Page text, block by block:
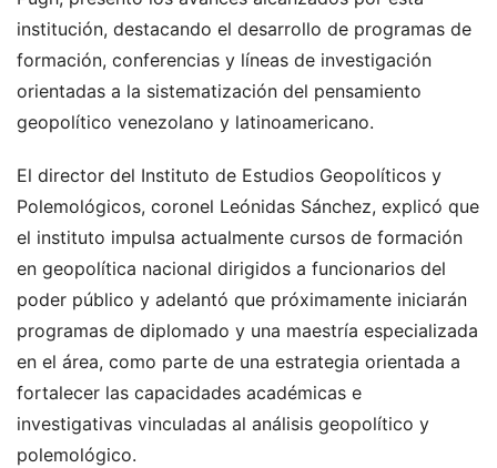
institución, destacando el desarrollo de programas de
formación, conferencias y líneas de investigación
orientadas a la sistematización del pensamiento
geopolítico venezolano y latinoamericano.
El director del Instituto de Estudios Geopolíticos y
Polemológicos, coronel Leónidas Sánchez, explicó que
el instituto impulsa actualmente cursos de formación
en geopolítica nacional dirigidos a funcionarios del
poder público y adelantó que próximamente iniciarán
programas de diplomado y una maestría especializada
en el área, como parte de una estrategia orientada a
fortalecer las capacidades académicas e
investigativas vinculadas al análisis geopolítico y
polemológico.